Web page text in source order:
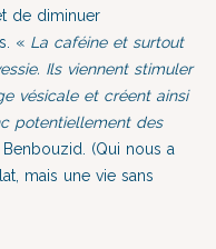
de diminuer
« La caféine et surtout
Ils viennent stimuler
vésicale et créent ainsi
potentiellement des
(Qui nous a
mais une vie sans